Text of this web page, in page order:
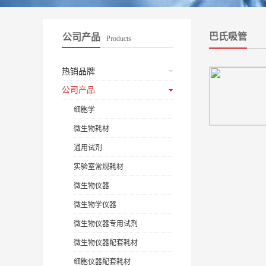
公司产品 Products
热销品牌
公司产品
细胞学
微生物耗材
通用试剂
实验室常规耗材
微生物仪器
微生物学仪器
微生物仪器专用试剂
微生物仪器配套耗材
细胞仪器配套耗材
巴氏吸管